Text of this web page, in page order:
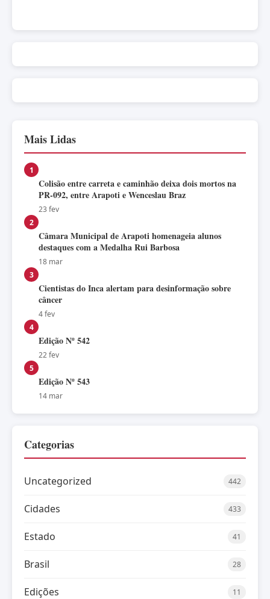
Mais Lidas
1
Colisão entre carreta e caminhão deixa dois mortos na
PR-092, entre Arapoti e Wenceslau Braz
23 fev
2
Câmara Municipal de Arapoti homenageia alunos
destaques com a Medalha Rui Barbosa
18 mar
3
Cientistas do Inca alertam para desinformação sobre
câncer
4 fev
4
Edição Nº 542
22 fev
5
Edição Nº 543
14 mar
Categorias
Uncategorized 442
Cidades 433
Estado 41
Brasil 28
Edições 11